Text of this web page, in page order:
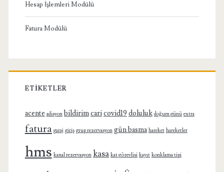
Hesap İşlemleri Modülü
Fatura Modülü
ETIKETLER
acente adisyon bildirimcaricovid19 doluluk doğum günü extra
fatura garaj giriş grup rezervasyon gün basma hareket hareketler
hms kanal rezervasyon kasa kat görevlisi kayıt konklama tipi